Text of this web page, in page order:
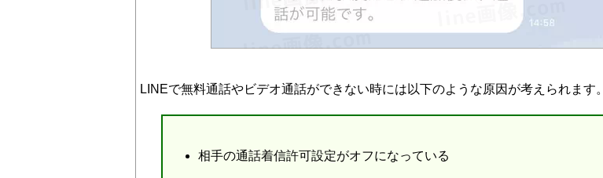
LINEで無料通話やビデオ通話ができない時には以下のような原因が考えられます。
相手の通話着信許可設定がオフになっている